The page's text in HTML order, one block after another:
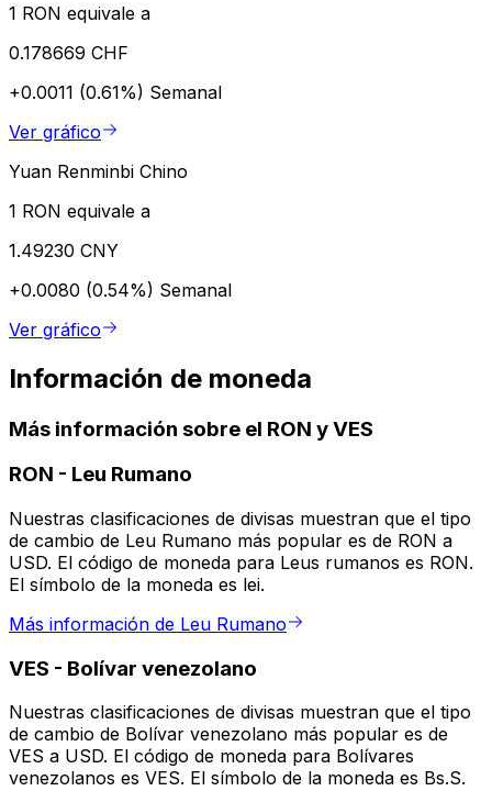
1 RON equivale a
0.178669 CHF
+0.0011 (0.61%) Semanal
Ver gráfico
Yuan Renminbi Chino
1 RON equivale a
1.49230 CNY
+0.0080 (0.54%) Semanal
Ver gráfico
Información de moneda
Más información sobre el RON y VES
RON - Leu Rumano
Nuestras clasificaciones de divisas muestran que el tipo
de cambio de Leu Rumano más popular es de RON a
USD. El código de moneda para Leus rumanos es RON.
El símbolo de la moneda es lei.
Más información de Leu Rumano
VES - Bolívar venezolano
Nuestras clasificaciones de divisas muestran que el tipo
de cambio de Bolívar venezolano más popular es de
VES a USD. El código de moneda para Bolívares
venezolanos es VES. El símbolo de la moneda es Bs.S.